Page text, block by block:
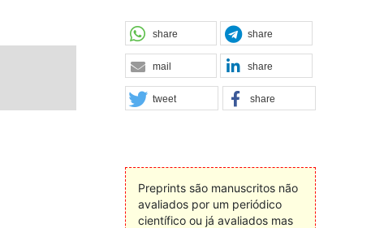
share share
mail share
tweet share
Preprints são manuscritos não
avaliados por um periódico
científico ou já avaliados mas